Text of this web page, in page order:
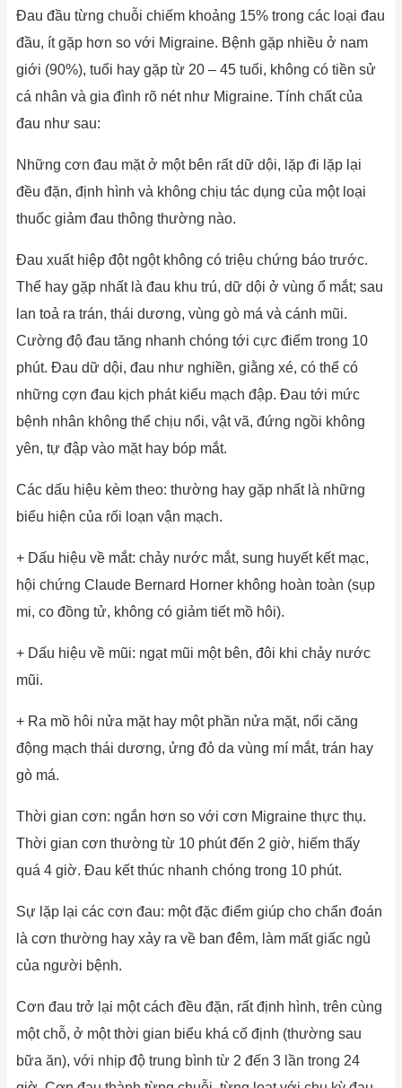
Đau đầu từng chuỗi chiếm khoảng 15% trong các loại đau
đầu, ít gặp hơn so với Migraine. Bệnh gặp nhiều ở nam
giới (90%), tuổi hay gặp từ 20 – 45 tuổi, không có tiền sử
cá nhân và gia đình rõ nét như Migraine. Tính chất của
đau như sau:
Những cơn đau mặt ở một bên rất dữ dội, lặp đi lặp lại
đều đặn, định hình và không chịu tác dụng của một loại
thuốc giảm đau thông thường nào.
Đau xuất hiệp đột ngột không có triệu chứng báo trước.
Thể hay gặp nhất là đau khu trú, dữ dội ở vùng ổ mắt; sau
lan toả ra trán, thái dương, vùng gò má và cánh mũi.
Cường độ đau tăng nhanh chóng tới cực điểm trong 10
phút. Đau dữ dội, đau như nghiền, giằng xé, có thể có
những cợn đau kịch phát kiểu mạch đập. Đau tới mức
bệnh nhân không thể chịu nổi, vật vã, đứng ngồi không
yên, tự đập vào mặt hay bóp mắt.
Các dấu hiệu kèm theo: thường hay gặp nhất là những
biểu hiện của rối loạn vận mạch.
+ Dấu hiệu về mắt: chảy nước mắt, sung huyết kết mạc,
hội chứng Claude Bernard Horner không hoàn toàn (sụp
mi, co đồng tử, không có giảm tiết mồ hôi).
+ Dấu hiệu về mũi: ngạt mũi một bên, đôi khi chảy nước
mũi.
+ Ra mồ hôi nửa mặt hay một phần nửa mặt, nổi căng
động mạch thái dương, ửng đỏ da vùng mí mắt, trán hay
gò má.
Thời gian cơn: ngắn hơn so với cơn Migraine thực thụ.
Thời gian cơn thường từ 10 phút đến 2 giờ, hiếm thấy
quá 4 giờ. Đau kết thúc nhanh chóng trong 10 phút.
Sự lặp lại các cơn đau: một đặc điểm giúp cho chẩn đoán
là cơn thường hay xảy ra về ban đêm, làm mất giấc ngủ
của người bệnh.
Cơn đau trở lại một cách đều đặn, rất định hình, trên cùng
một chỗ, ở một thời gian biểu khá cố định (thường sau
bữa ăn), với nhịp độ trung bình từ 2 đến 3 lần trong 24